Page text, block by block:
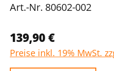
Art.-Nr. 80602-002
139,90 €
Preise inkl. 19% MwSt.